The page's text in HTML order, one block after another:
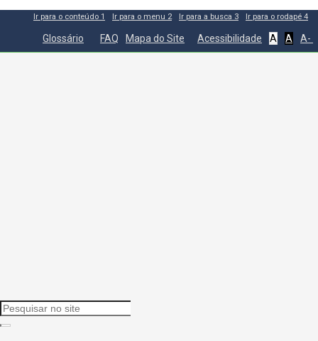
Ir para o conteúdo 1 Ir para o menu 2 Ir para a busca 3 Ir para o rodapé 4
Glossário FAQ Mapa do Site Acessibilidade A A A-